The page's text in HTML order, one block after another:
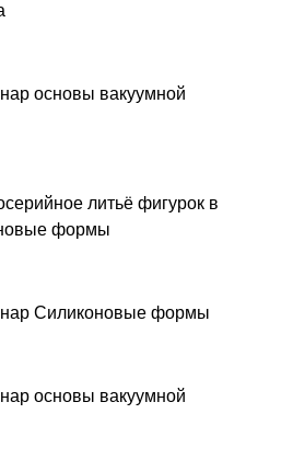
основы вакуумной
литьё фигурок в
формы
Силиконовые формы
основы вакуумной